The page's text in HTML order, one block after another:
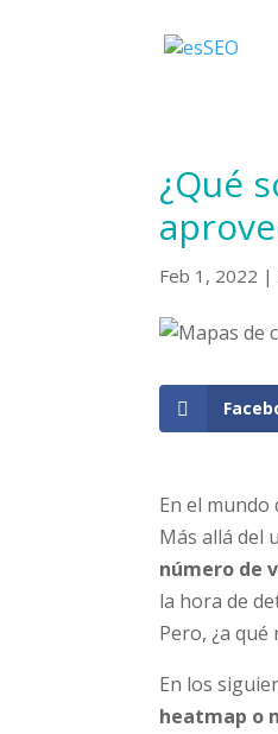
¿Qué
Feb 1, 2022 |
En el mundo
Más allá del
número de
la hora de
Pero, ¿a
En los
heatmap o